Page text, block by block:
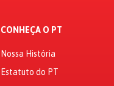
CONHEÇA O PT
Nossa História
Estatuto do PT